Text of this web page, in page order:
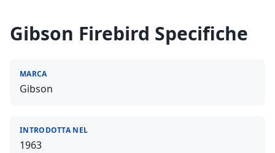
Gibson Firebird Specifiche
MARCA
Gibson
INTRODOTTA NEL
1963